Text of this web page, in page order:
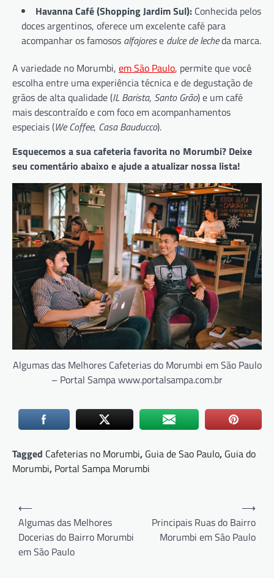
Havanna Café (Shopping Jardim Sul): Conhecida pelos
doces argentinos, oferece um excelente café para
acompanhar os famosos alfajorese dulce de lecheda marca.
A variedade no Morumbi, em São Paulo, permite que você
escolha entre uma experiência técnica e de degustação de
grãos de alta qualidade (IL Barista, Santo Grão) e um café
mais descontraído e com foco em acompanhamentos
especiais (We Coffee, Casa Bauducco).
Esquecemos a sua cafeteria favorita no Morumbi? Deixe
seu comentário abaixo e ajude a atualizar nossa lista!
Algumas das Melhores Cafeterias do Morumbi em São Paulo
– Portal Sampa www.portalsampa.com.br
Tagged Cafeterias no Morumbi, Guia de Sao Paulo, Guia do
Morumbi, Portal Sampa Morumbi
Navegação
de
Post
⟵
Algumas das Melhores
Docerias do Bairro Morumbi
em São Paulo
Principais Ruas do Bairro
Morumbi em São Paulo
⟶